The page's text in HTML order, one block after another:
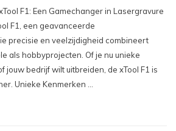
F1: Een Gamechanger in Lasergravure
F1, een geavanceerde
precisie en veelzijdigheid combineert
als hobbyprojecten. Of je nu unieke
jouw bedrijf wilt uitbreiden, de xTool F1 is
Unieke Kenmerken ...